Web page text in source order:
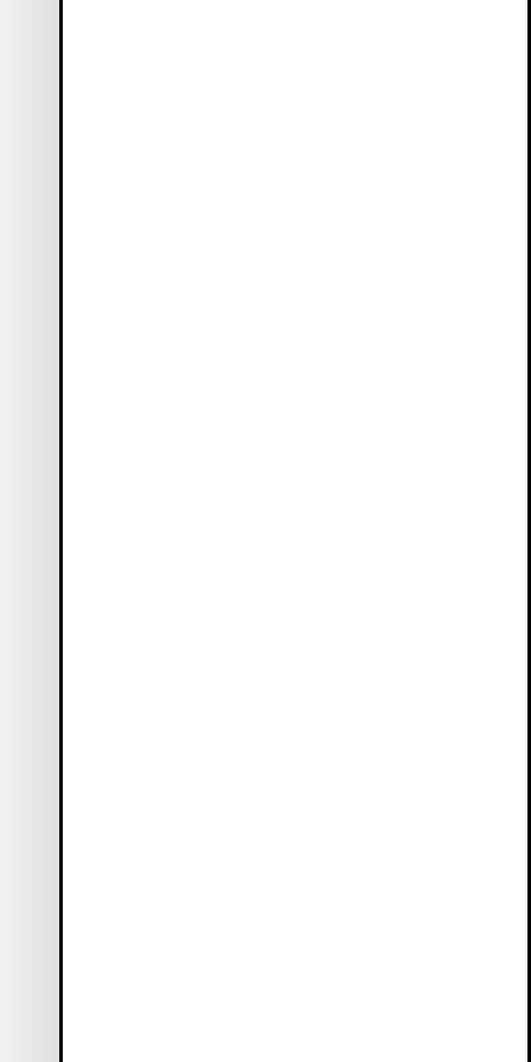
a nossa
em bloco
silhueta
e um casaco
feminino é
slip-on com
nossa seleção
novos ao longo
on entre as
que requer
melhor
ecológica.